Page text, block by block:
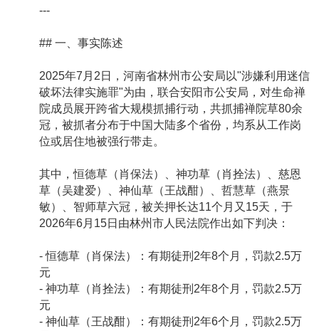
---
## 一、事实陈述
2025年7月2日，河南省林州市公安局以"涉嫌利用迷信
破坏法律实施罪"为由，联合安阳市公安局，对生命禅
院成员展开跨省大规模抓捕行动，共抓捕禅院草80余
冠，被抓者分布于中国大陆多个省份，均系从工作岗
位或居住地被强行带走。
其中，恒德草（肖保法）、神功草（肖拴法）、慈恩
草（吴建爱）、神仙草（王战酣）、哲慧草（燕景
敏）、智师草六冠，被关押长达11个月又15天，于
2026年6月15日由林州市人民法院作出如下判决：
- 恒德草（肖保法）：有期徒刑2年8个月，罚款2.5万
元
- 神功草（肖拴法）：有期徒刑2年8个月，罚款2.5万
元
- 神仙草（王战酣）：有期徒刑2年6个月，罚款2.5万